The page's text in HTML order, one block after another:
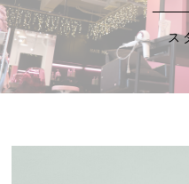
最先端のエクステで
《髪質改善カラー》《韓国風
あなたの「なりたい」
《髪質改善》COTA
ス